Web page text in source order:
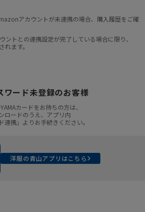
アカウントが未連携の場合、購入履歴をご確
ントとの連携設定が完了している場合に限り、
れます。
ワード未登録のお客様
カードをお持ちの方は、
ロードのうえ、アプリ内
携」よりお手続きください。
洋服の青山アプリはこちら